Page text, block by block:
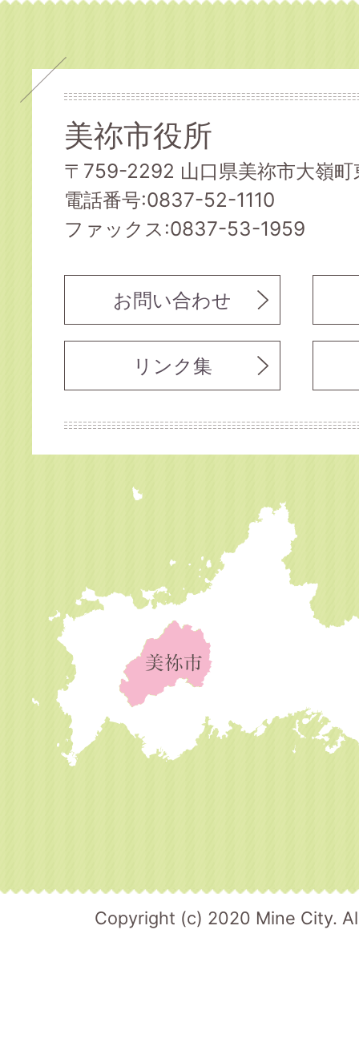
美祢市役所
〒759-2292 山口県美祢市大嶺
電話番号:0837-52-1110
ファックス:0837-53-1959
お問い合わせ
リンク集
Copyright (c) 2020 Mine City.